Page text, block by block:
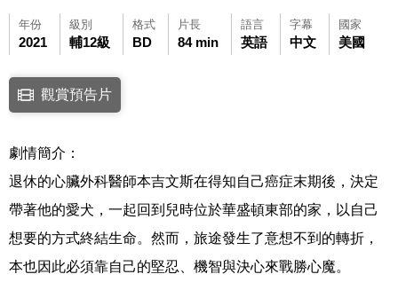
年份
2021
級別
輔12級
格式
BD
片長
84 min
語言
英語
字幕
中文
國家
美國
點擊下列連結開啟視窗後，可使用鍵盤Tab鍵移至影片中央播放鍵，再
連結至Youtube網站觀看此影片(開新視窗)
觀賞預告片
劇情簡介：
退休的心臟外科醫師本吉文斯在得知自己癌症末期後，決定
帶著他的愛犬，一起回到兒時位於華盛頓東部的家，以自己
想要的方式終結生命。然而，旅途發生了意想不到的轉折，
本也因此必須靠自己的堅忍、機智與決心來戰勝心魔。